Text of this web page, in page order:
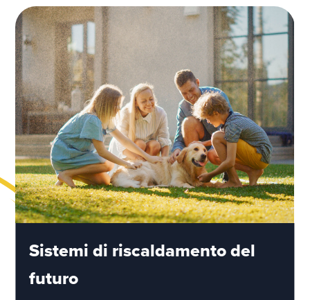
Sistemi di riscaldamento del
futuro